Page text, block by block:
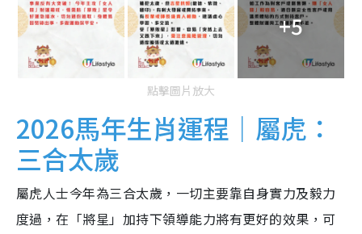
+5
點擊圖片放大
2026馬年生肖運程｜屬虎：
三合太歲
屬虎人士今年為三合太歲，一切主要靠自身實力及毅力
度過，在「將星」加持下領導能力將有更好的效果，可